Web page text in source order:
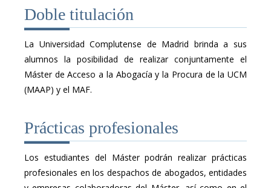
Doble titulación
La Universidad Complutense de Madrid brinda a sus
alumnos la posibilidad de realizar conjuntamente el
Máster de Acceso a la Abogacía y la Procura de la UCM
(MAAP) y el MAF.
Prácticas profesionales
Los estudiantes del Máster podrán realizar prácticas
profesionales en los despachos de abogados, entidades